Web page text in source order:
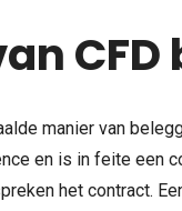
CFD
manier van
en is in feite een
het contract.